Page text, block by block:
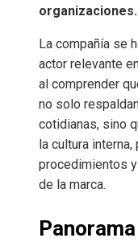
organizaciones.
La compañía se
actor relevante
al comprender
no solo
cotidianas, sino
la cultura
procedimientos
de la marca.